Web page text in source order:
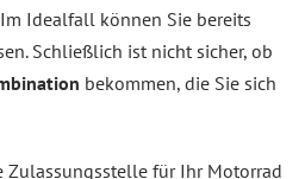
Idealfall können Sie bereits
Schließlich ist nicht sicher, ob
bekommen, die Sie sich
Zulassungsstelle für Ihr Motorrad